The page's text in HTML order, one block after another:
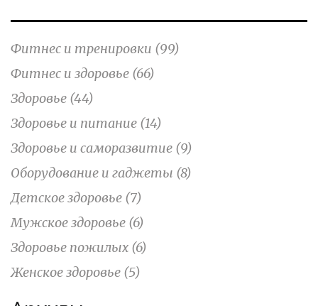
Фитнес и тренировки (99)
Фитнес и здоровье (66)
Здоровье (44)
Здоровье и питание (14)
Здоровье и саморазвитие (9)
Оборудование и гаджеты (8)
Детское здоровье (7)
Мужское здоровье (6)
Здоровье пожилых (6)
Женское здоровье (5)